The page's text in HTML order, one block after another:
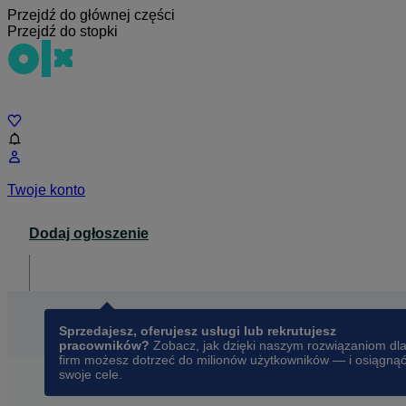
Przejdź do głównej części
Przejdź do stopki
Twoje konto
Dodaj ogłoszenie
Sprzedajesz, oferujesz usługi lub rekrutujesz
pracowników? Zobacz, jak dzięki naszym rozwiązaniom dla
firm możesz dotrzeć do milionów użytkowników — i osiągnąć
swoje cele.